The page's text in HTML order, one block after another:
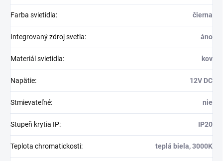
Farba svietidla: čierna
Integrovaný zdroj svetla: áno
Materiál svietidla: kov
Napätie: 12V DC
Stmievateľné: nie
Stupeň krytia IP: IP20
Teplota chromatickosti: teplá biela, 3000K